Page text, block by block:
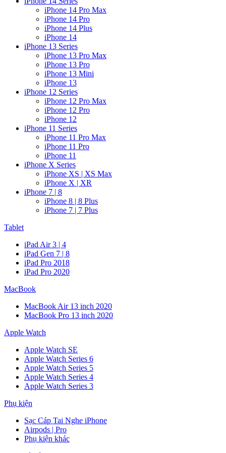
iPhone 14 Pro Max
iPhone 14 Pro
iPhone 14 Plus
iPhone 14
iPhone 13 Series
iPhone 13 Pro Max
iPhone 13 Pro
iPhone 13 Mini
iPhone 13
iPhone 12 Series
iPhone 12 Pro Max
iPhone 12 Pro
iPhone 12
iPhone 11 Series
iPhone 11 Pro Max
iPhone 11 Pro
iPhone 11
iPhone X Series
iPhone XS | XS Max
iPhone X | XR
iPhone 7 | 8
iPhone 8 | 8 Plus
iPhone 7 | 7 Plus
Tablet
iPad Air 3 | 4
iPad Gen 7 | 8
iPad Pro 2018
iPad Pro 2020
MacBook
MacBook Air 13 inch 2020
MacBook Pro 13 inch 2020
Apple Watch
Apple Watch SE
Apple Watch Series 6
Apple Watch Series 5
Apple Watch Series 4
Apple Watch Series 3
Phụ kiện
Sạc Cáp Tai Nghe iPhone
Airpods | Pro
Phụ kiện khác